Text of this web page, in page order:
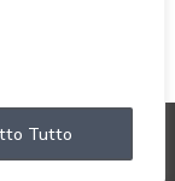
Tutto
reserved.